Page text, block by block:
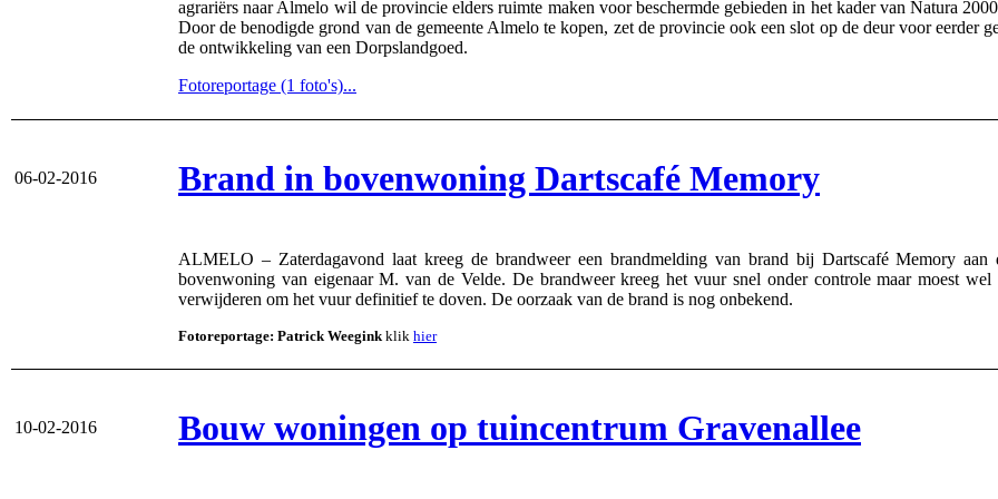
agrariërs naar Almelo wil de provincie elders ruimte maken voor beschermde gebieden in het kader van Natura
Door de benodigde grond van de gemeente Almelo te kopen, zet de provincie ook een slot op de deur voor eerder
de ontwikkeling van een Dorpslandgoed.
Fotoreportage (1 foto's)...
06-02-2016 Brand in bovenwoning Dartscafé Memory
ALMELO – Zaterdagavond laat kreeg de brandweer een brandmelding van brand bij Dartscafé Memory
bovenwoning van eigenaar M. van de Velde. De brandweer kreeg het vuur snel onder controle maar moest
verwijderen om het vuur definitief te doven. De oorzaak van de brand is nog onbekend.
Fotoreportage: Patrick Weeginkklik hier
10-02-2016 Bouw woningen op tuincentrum Gravenallee